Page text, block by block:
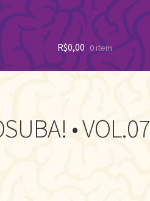
R$0,00 0 item
• VOL.07